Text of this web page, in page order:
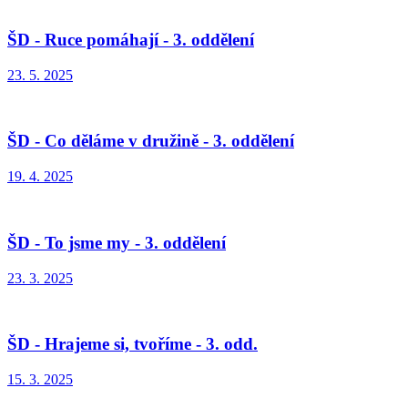
ŠD - Ruce pomáhají - 3. oddělení
23. 5. 2025
ŠD - Co děláme v družině - 3. oddělení
19. 4. 2025
ŠD - To jsme my - 3. oddělení
23. 3. 2025
ŠD - Hrajeme si, tvoříme - 3. odd.
15. 3. 2025